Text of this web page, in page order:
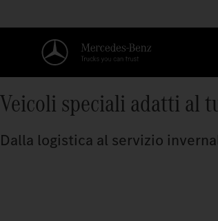
Veicoli speciali adatti al
Dalla logistica al servizio